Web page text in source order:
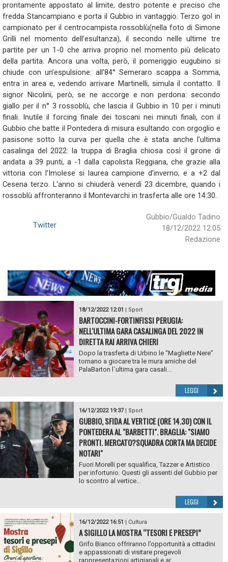
prontamente appostato al limite, destro potente e preciso che
fredda Stancampiano e porta il Gubbio in vantaggio. Terzo gol in
campionato per il centrocampista rossoblù(nella foto di Simone
Grilli nel momento dell'esultanza), il secondo nelle ultime tre
partite per un 1-0 che arriva proprio nel momento più delicato
della partita. Ancora una volta, però, il pomeriggio eugubino si
chiude con un’espulsione: all’84° Semeraro scappa a Somma,
entra in area e, vedendo arrivare Martinelli, simula il contatto. Il
signor Nicolini, però, se ne accorge e non perdona: secondo
giallo per il n° 3 rossoblù, che lascia il Gubbio in 10 per i minuti
finali. Inutile il forcing finale dei toscani nei minuti finali, con il
Gubbio che batte il Pontedera di misura esultando con orgoglio e
pasisone sotto la curva per quella che è stata anche l'ultima
casalinga del 2022: la truppa di Braglia chiosa così il girone di
andata a 39 punti, a -1 dalla capolista Reggiana, che grazie alla
vittoria con l’Imolese si laurea campione d’inverno, e a +2 dal
Cesena terzo. L'anno si chiuderà venerdì 23 dicembre, quando i
rossoblù affronteranno il Montevarchi in trasferta alle ore 14:30.
Gubbio/Gualdo Tadino
18/12/2022 12:05
Redazione
Twitter
18/12/2022 12:01 Sport
BARTOCCINI-FORTINFISSI PERUGIA:
NELL'ULTIMA GARA CASALINGA DEL 2022 IN
DIRETTA RAI ARRIVA CHIERI
Dopo la trasferta di Urbino le “Magliette Nere”
tornano a giocare tra le mura amiche del
PalaBarton l`ultima gara casali...
LEGGI
16/12/2022 19:37| Sport
GUBBIO, SFIDA AL VERTICE (ORE 14.30) CON IL
PONTEDERA AL "BARBETTI". BRAGLIA: "SIAMO
PRONTI. MERCATO?SQUADRA CORTA MA DECIDE
NOTARI"
Fuori Morelli per squalifica, Tazzer e Artistico
per infortunio. Questi gli assenti del Gubbio per
lo scontro al vertice...
LEGGI
16/12/2022 16:51 Cultura
A SIGILLO LA MOSTRA “TESORI E PRESEPI”
Grifo Bianco offriranno l’opportunità a cittadini
e appassionati di visitare pregevoli
rappresentazioni artigianali e ar...